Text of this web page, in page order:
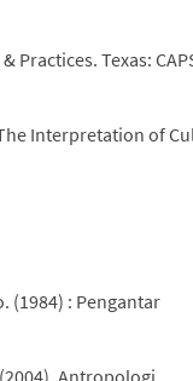
Practices. Texas:
Interpretation of
(1984) : Pengantar